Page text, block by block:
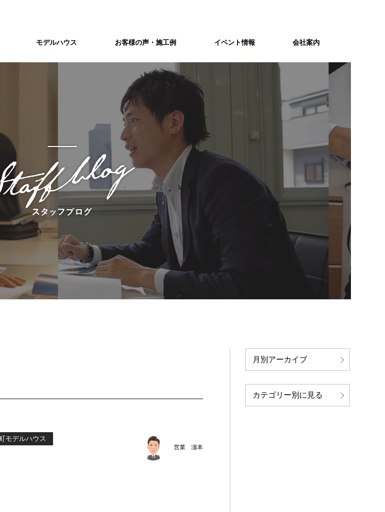
。
アフターメンテナンス
独自のアフターサービスで、
世代を超えたお付き合いをお約束。
Ｃ値１以下の「スキマ」の無い
高気密住宅が家族の健康と暖かい
注文住宅を建てよう
まずは土地から 敷地環境調査
資金計画
間取り打ち合わせ
家づくりの流れ
モデルハウス お客様の声・施工例 イベント情報 会社案内
スタッフ紹介
個性豊かなスタッフたちがお客様の
住まいづくりをサポートします。
ショールーム
藤井寺ショールームのご案内
八尾ショールームのご案内
東三国ショールーム
モデルハウス
営業 濵本
月別アーカイブ
カテゴリー別に見る